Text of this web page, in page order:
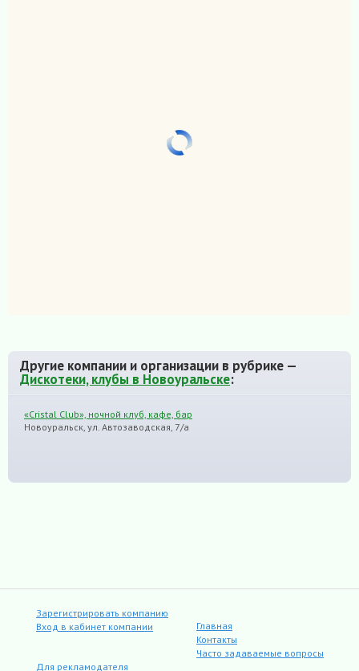
Другие компании и организации в рубрике —
Дискотеки, клубы в Новоуральске:
«Cristal Club», ночной клуб, кафе, бар
Новоуральск, ул. Автозаводская, 7/а
Зарегистрировать компанию
Вход в кабинет компании
Главная
Контакты
Часто задаваемые вопросы
Для рекламодателя